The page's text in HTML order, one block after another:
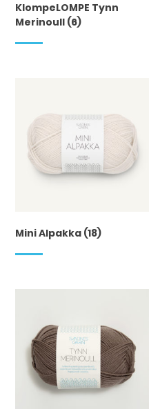
KlompeLOMPE Tynn
Merinoull (6)
Mini Alpakka (18)